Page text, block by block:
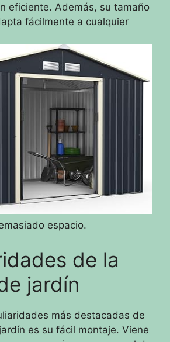
eficiente. Además, su tamaño
fácilmente a cualquier
espacio.
de la
jardín
más destacadas de
es su fácil montaje. Viene